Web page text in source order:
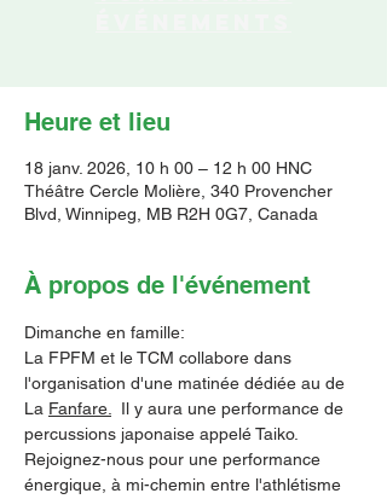
Heure et lieu
18 janv. 2026, 10 h 00 – 12 h 00 HNC
Théâtre Cercle Molière, 340 Provencher
Blvd, Winnipeg, MB R2H 0G7, Canada
À propos de l'événement
Dimanche en famille:
La FPFM et le TCM collabore dans
l'organisation d'une matinée dédiée au de
La Fanfare.
  Il y aura une performance de
percussions japonaise appelé Taiko.
Rejoignez-nous pour une performance
énergique, à mi-chemin entre l'athlétisme